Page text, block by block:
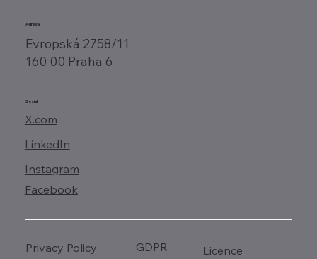
Adresa
Evropská 2758/11
160 00 Praha 6
Social
X.com
LinkedIn
Instagram
Facebook
Privacy Policy GDPR Licence